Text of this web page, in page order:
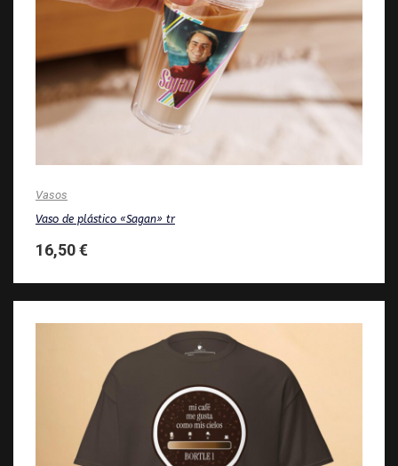
Vasos
Vaso de plástico «Sagan» tr
16,50€